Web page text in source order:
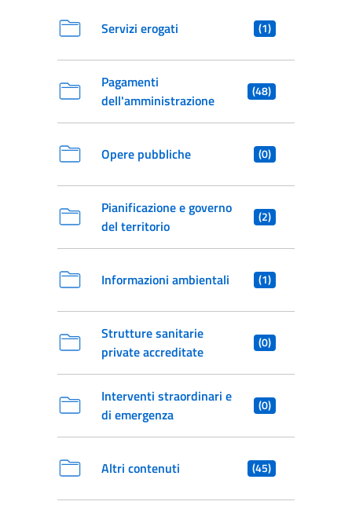
Servizi erogati (1)
Pagamenti
dell'amministrazione
(48)
Opere pubbliche (0)
Pianificazione e governo
del territorio
(2)
Informazioni ambientali (1)
Strutture sanitarie
private accreditate
(0)
Interventi straordinari e
di emergenza
(0)
Altri contenuti (45)